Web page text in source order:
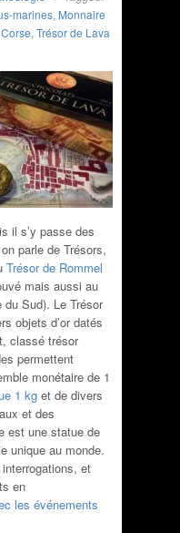
marines, Monnaire
, Trésor de Lava
il s’y passe des
parle de Trésors,
Trésor de Rommel
mais aussi au
Sud). Le Trésor
objets d’or datés
classé trésor
permettent
monétaire de 1
1 kg et de divers
et des
est une statue de
unique au monde.
et
en
les événements